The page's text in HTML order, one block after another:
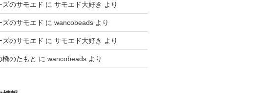
ズのサモエド に サモエド大好き より
ズのサモエド に wancobeadsより
ズのサモエド に サモエド大好き より
橋のたもと に wancobeadsより